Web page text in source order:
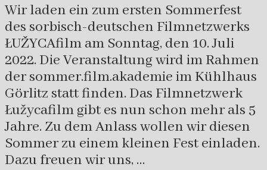
Wir laden ein zum ersten Sommerfest
des sorbisch-deutschen Filmnetzwerks
ŁUŽYCAfilm am Sonntag, den 10. Juli
2022. Die Veranstaltung wird im Rahmen
der sommer.film.akademie im Kühlhaus
Görlitz statt finden. Das Filmnetzwerk
Łužycafilm gibt es nun schon mehr als 5
Jahre. Zu dem Anlass wollen wir diesen
Sommer zu einem kleinen Fest einladen.
Dazu freuen wir uns, …